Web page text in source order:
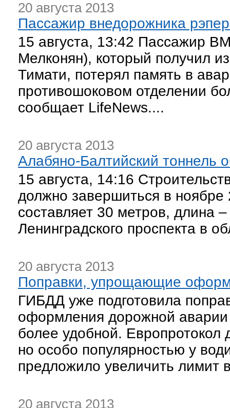
20 августа 2013
Пассажир внедорожника
15 августа, 13:42 Пассажир
Мелконян), который получил
Тимати, потерял память в
противошоковом отделении
сообщает LifeNews....
20 августа 2013
Алабяно-Балтийский тоннель
15 августа, 14:16
должно завершиться в ноябре
составляет 30 метров, длина
Ленинградского проспекта в
20 августа 2013
Поправки, упрощающие
ГИБДД уже подготовила
оформления дорожной аварии
более удобной. Европротокол
но особо популярностью у
предложило увеличить лимит
20 августа 2013